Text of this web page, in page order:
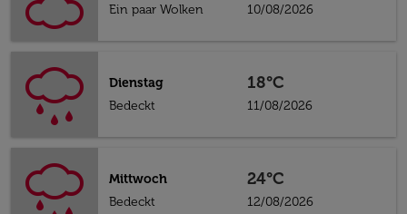
Ein paar Wolken
10/08/2026
Dienstag
Bedeckt
18°C
11/08/2026
Mittwoch
Bedeckt
24°C
12/08/2026